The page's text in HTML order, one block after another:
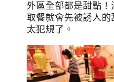
外區全部都是甜點
取餐就會先被誘人
太犯規了。